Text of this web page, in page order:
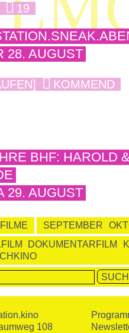
28. AUGUST
BHF: HAROLD
29. AUGUST
SEPTEMBER
DOKUMENTARFILM
108
19
KOMMEND